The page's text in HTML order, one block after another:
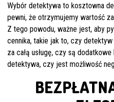
Wybór detektywa to kosztowna
pewni, że otrzymujemy wartość
Z tego powodu, ważne jest, aby
cennika, takie jak to, czy
za całą usługę, czy są
detektywa, czy jest możliwość